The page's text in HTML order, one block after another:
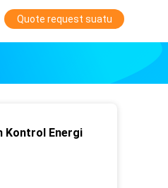
Quote request suatu
Kontrol Energi